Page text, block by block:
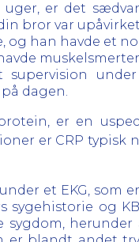
er det
bror var
og han havde et
dagen.
er en
er CRP
et EKG, som
og
herunder